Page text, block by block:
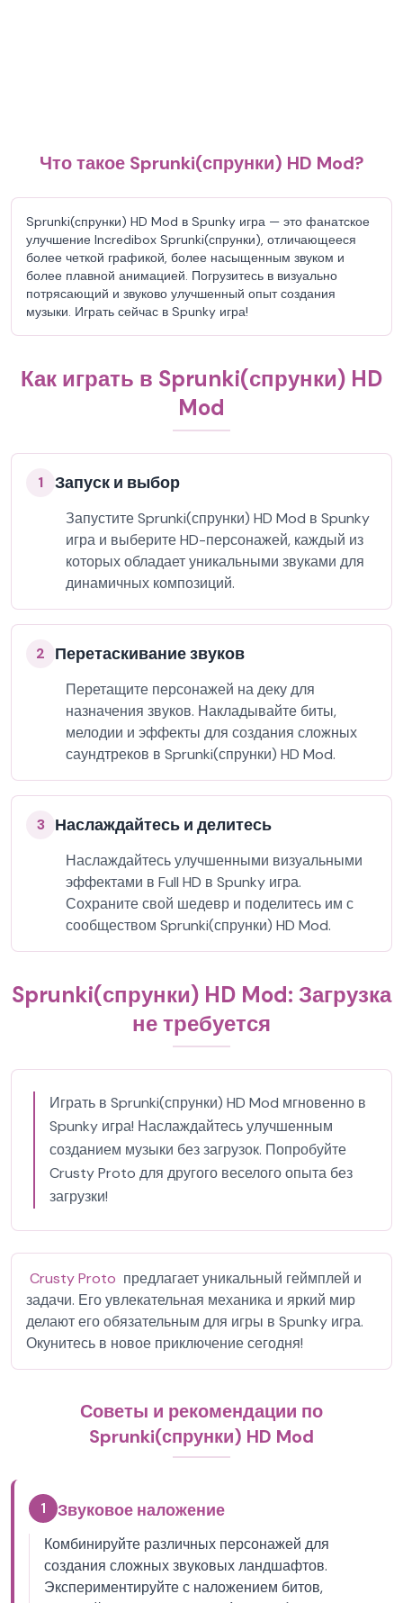
Что такое Sprunki(спрунки) HD Mod?
Sprunki(спрунки) HD Mod в Spunky игра — это фанатское
улучшение Incredibox Sprunki(спрунки), отличающееся
более четкой графикой, более насыщенным звуком и
более плавной анимацией. Погрузитесь в визуально
потрясающий и звуково улучшенный опыт создания
музыки. Играть сейчас в Spunky игра!
Как играть в Sprunki(спрунки) HD
Mod
1 Запуск и выбор
Запустите Sprunki(спрунки) HD Mod в Spunky
игра и выберите HD-персонажей, каждый из
которых обладает уникальными звуками для
динамичных композиций.
2 Перетаскивание звуков
Перетащите персонажей на деку для
назначения звуков. Накладывайте биты,
мелодии и эффекты для создания сложных
саундтреков в Sprunki(спрунки) HD Mod.
3 Наслаждайтесь и делитесь
Наслаждайтесь улучшенными визуальными
эффектами в Full HD в Spunky игра.
Сохраните свой шедевр и поделитесь им с
сообществом Sprunki(спрунки) HD Mod.
Sprunki(спрунки) HD Mod: Загрузка
не требуется
Играть в Sprunki(спрунки) HD Mod мгновенно в
Spunky игра! Наслаждайтесь улучшенным
созданием музыки без загрузок. Попробуйте
Crusty Proto для другого веселого опыта без
загрузки!
Crusty Proto предлагает уникальный геймплей и
задачи. Его увлекательная механика и яркий мир
делают его обязательным для игры в Spunky игра.
Окунитесь в новое приключение сегодня!
Советы и рекомендации по
Sprunki(спрунки) HD Mod
1 Звуковое наложение
Комбинируйте различных персонажей для
создания сложных звуковых ландшафтов.
Экспериментируйте с наложением битов,